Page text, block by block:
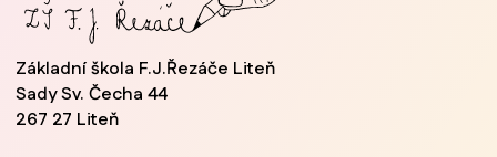
Základní škola F.J.Řezáče Liteň
Sady Sv. Čecha 44
267 27 Liteň